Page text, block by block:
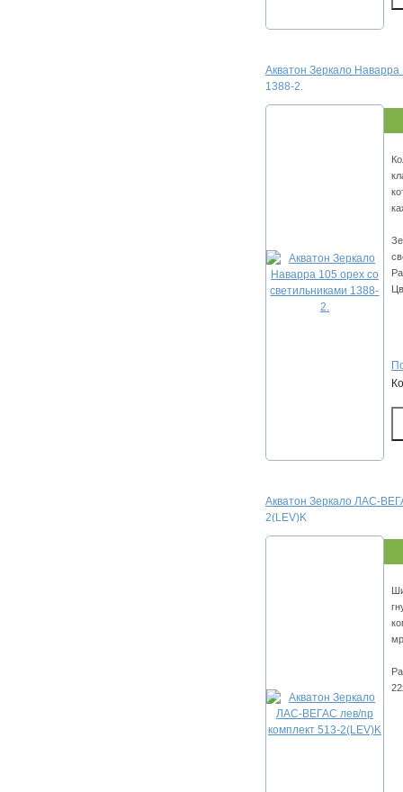
Акватон Зеркало Наварра
1388-2.
Акватон Зеркало ЛАС-
2(LEV)K